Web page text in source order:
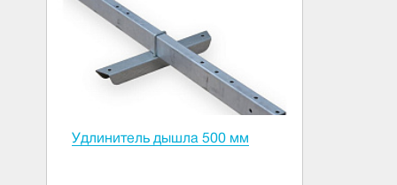
Удлинитель дышла 500 мм